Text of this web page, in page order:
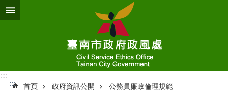
跳到主要內容區塊
:::
:::
首頁 政府資訊公開
公務員廉政倫理規範